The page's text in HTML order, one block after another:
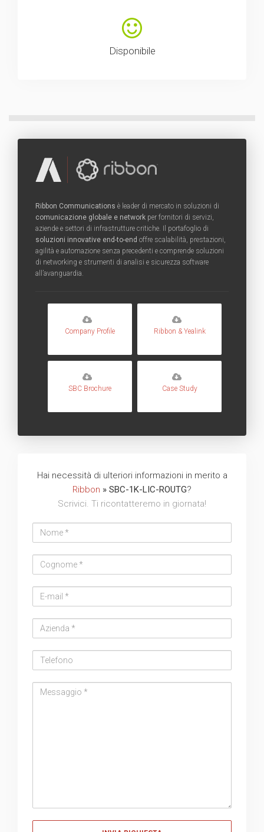
Disponibile
Ribbon Communications è leader di mercato in soluzioni di
comunicazione globale e network per fornitori di servizi,
aziende e settori di infrastrutture critiche. Il portafoglio di
soluzioni innovative end-to-end offre scalabilità, prestazioni,
agilità e automazione senza precedenti e comprende soluzioni
di networking e strumenti di analisi e sicurezza software
all’avanguardia.
Company Profile Ribbon & Yealink
SBC Brochure Case Study
Hai necessità di ulteriori informazioni in merito a
Ribbon » SBC-1K-LIC-ROUTG?
Scrivici. Ti ricontatteremo in giornata!
address